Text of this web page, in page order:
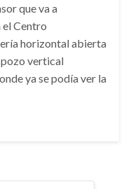
que va a
el Centro
horizontal abierta
pozo vertical
ya se podía ver la